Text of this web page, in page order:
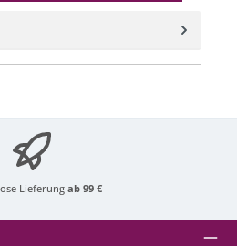
Lieferung ab 99 €